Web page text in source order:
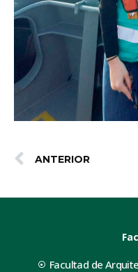
ANTERIOR
Facultad de